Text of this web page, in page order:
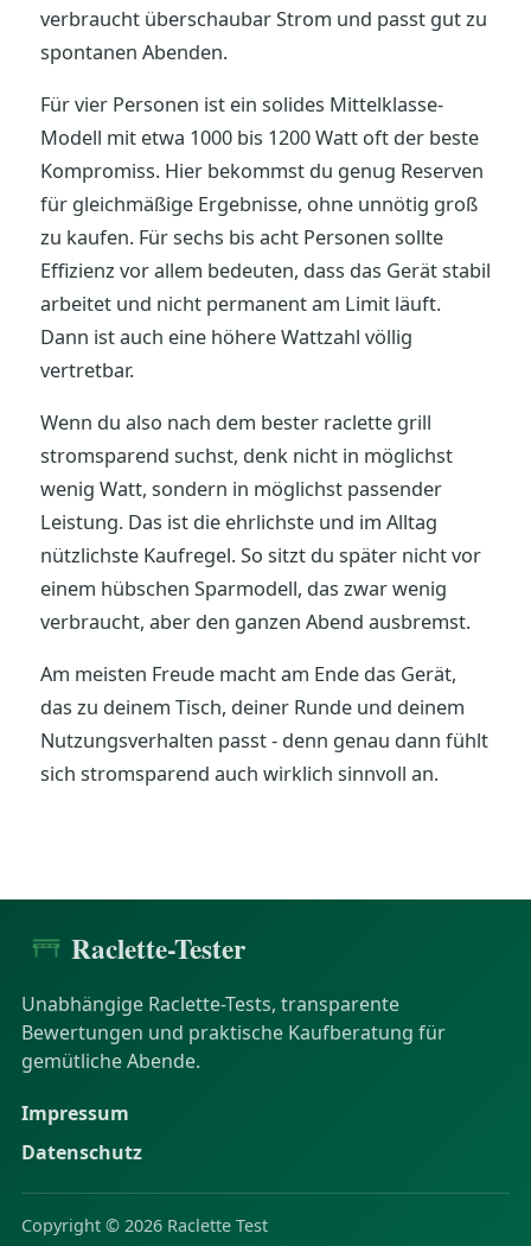
verbraucht überschaubar Strom und passt gut zu
spontanen Abenden.
Für vier Personen ist ein solides Mittelklasse-
Modell mit etwa 1000 bis 1200 Watt oft der beste
Kompromiss. Hier bekommst du genug Reserven
für gleichmäßige Ergebnisse, ohne unnötig groß
zu kaufen. Für sechs bis acht Personen sollte
Effizienz vor allem bedeuten, dass das Gerät stabil
arbeitet und nicht permanent am Limit läuft.
Dann ist auch eine höhere Wattzahl völlig
vertretbar.
Wenn du also nach dem bester raclette grill
stromsparend suchst, denk nicht in möglichst
wenig Watt, sondern in möglichst passender
Leistung. Das ist die ehrlichste und im Alltag
nützlichste Kaufregel. So sitzt du später nicht vor
einem hübschen Sparmodell, das zwar wenig
verbraucht, aber den ganzen Abend ausbremst.
Am meisten Freude macht am Ende das Gerät,
das zu deinem Tisch, deiner Runde und deinem
Nutzungsverhalten passt - denn genau dann fühlt
sich stromsparend auch wirklich sinnvoll an.
Raclette-Tester
Unabhängige Raclette-Tests, transparente
Bewertungen und praktische Kaufberatung für
gemütliche Abende.
Impressum
Datenschutz
Copyright © 2026 Raclette Test